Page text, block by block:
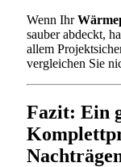
Wenn Ihr
sauber abdeckt,
allem
vergleichen Sie
Fazit: Ein